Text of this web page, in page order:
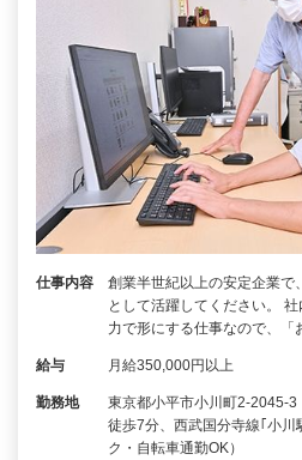
仕事内容
創業半世紀以上の安定企業で
として活躍してください。
力で形にする仕事なので、「
給与 月給350,000円以上
勤務地
東京都小平市小川町2-2045-3
徒歩7分、西武国分寺線｢小
ク・自転車通勤OK）